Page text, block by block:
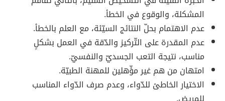
المشكلة، والوقوع في الخطأ.
عدم الاهتمام بحلّ النتائج السيّئة، مع العلم بالخطأ.
عدم المقدرة على التّركيز والدّقة في العمل بشكلٍ
مناسب، نتيجة التعب الجسديّ والنفسيّ.
امتهان من هم غير مؤّهلين للمهنة الطبيّة.
الاختيار الخاطئ للدّواء، وعدم صرف الدّواء المناسب